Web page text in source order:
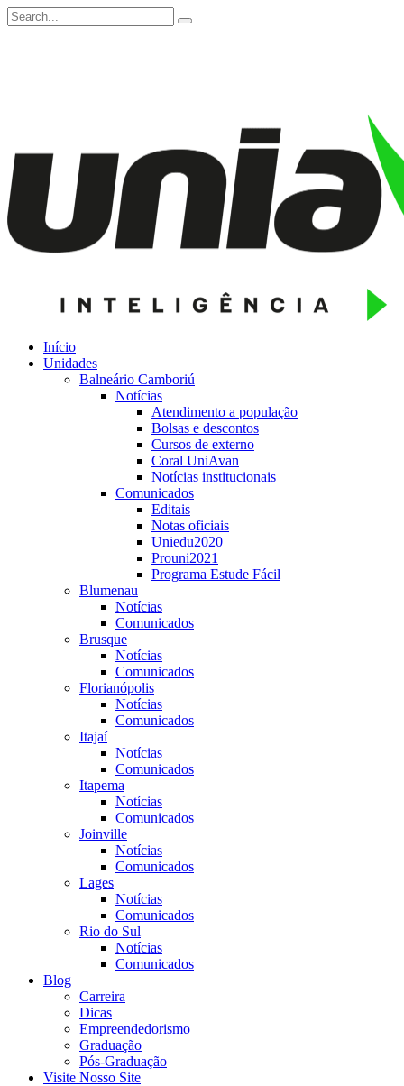
Início
Unidades
Balneário Camboriú
Notícias
Atendimento a população
Bolsas e descontos
Cursos de externo
Coral UniAvan
Notícias institucionais
Comunicados
Editais
Notas oficiais
Uniedu2020
Prouni2021
Programa Estude Fácil
Blumenau
Notícias
Comunicados
Brusque
Notícias
Comunicados
Florianópolis
Notícias
Comunicados
Itajaí
Notícias
Comunicados
Itapema
Notícias
Comunicados
Joinville
Notícias
Comunicados
Lages
Notícias
Comunicados
Rio do Sul
Notícias
Comunicados
Blog
Carreira
Dicas
Empreendedorismo
Graduação
Pós-Graduação
Visite Nosso Site